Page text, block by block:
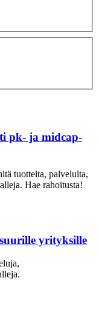
pk- ja midcap-
tuotteita, palveluita,
Hae rahoitusta!
yrityksille